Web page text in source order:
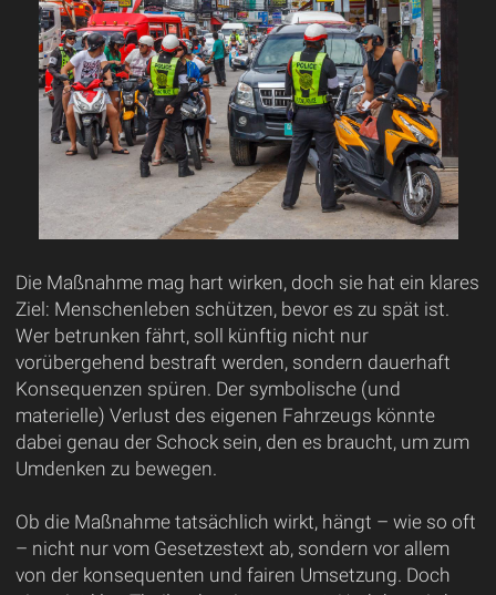
Die Maßnahme mag hart wirken, doch sie hat ein klares
Ziel: Menschenleben schützen, bevor es zu spät ist.
Wer betrunken fährt, soll künftig nicht nur
vorübergehend bestraft werden, sondern dauerhaft
Konsequenzen spüren. Der symbolische (und
materielle) Verlust des eigenen Fahrzeugs könnte
dabei genau der Schock sein, den es braucht, um zum
Umdenken zu bewegen.
Ob die Maßnahme tatsächlich wirkt, hängt – wie so oft
– nicht nur vom Gesetzestext ab, sondern vor allem
von der konsequenten und fairen Umsetzung. Doch